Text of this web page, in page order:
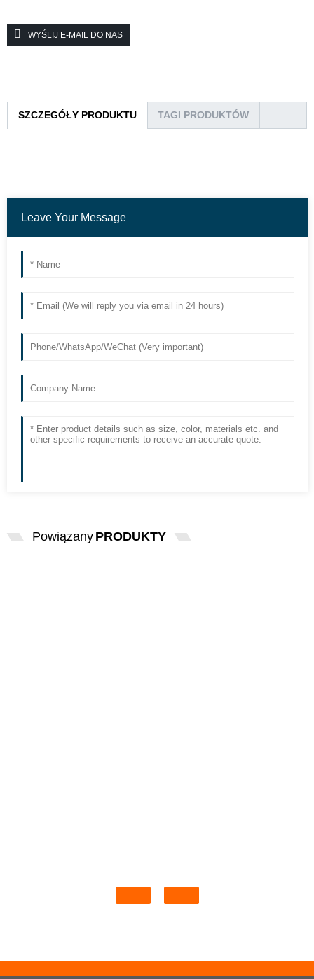
WYŚLIJ E-MAIL DO NAS
SZCZEGÓŁY PRODUKTU TAGI PRODUKTÓW
Powiązany PRODUKTY